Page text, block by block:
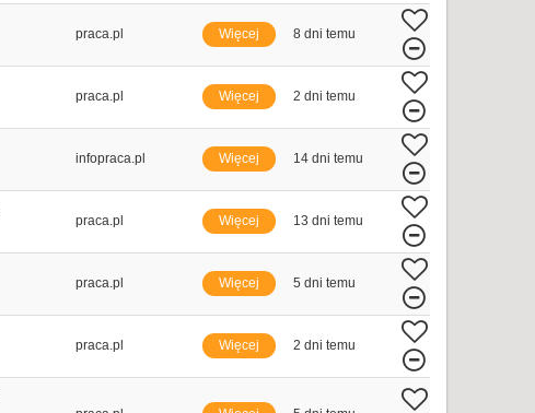
praca.pl Więcej 8 dni temu
praca.pl Więcej 2 dni temu
infopraca.pl Więcej 14 dni temu
praca.pl Więcej 13 dni temu
praca.pl Więcej 5 dni temu
praca.pl Więcej 2 dni temu